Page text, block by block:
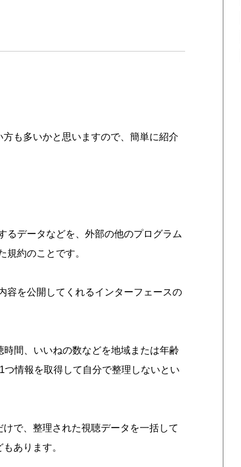
も多いかと思いますので、簡単に紹介
るデータなどを、外部の他のプログラム
約のことです。
容を公開してくれるインターフェースの
間、いいねの数などを地域または年齢
情報を取得して自分で整理しないとい
で、整理された視聴データを一括して
あります。